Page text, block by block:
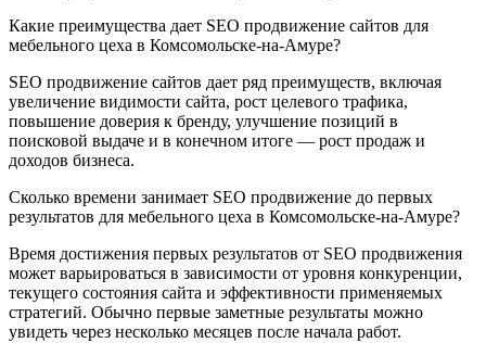
Какие преимущества дает SEO продвижение сайтов для
мебельного цеха в Комсомольске-на-Амуре?
SEO продвижение сайтов дает ряд преимуществ, включая
увеличение видимости сайта, рост целевого трафика,
повышение доверия к бренду, улучшение позиций в
поисковой выдаче и в конечном итоге — рост продаж и
доходов бизнеса.
Сколько времени занимает SEO продвижение до первых
результатов для мебельного цеха в Комсомольске-на-Амуре?
Время достижения первых результатов от SEO продвижения
может варьироваться в зависимости от уровня конкуренции,
текущего состояния сайта и эффективности применяемых
стратегий. Обычно первые заметные результаты можно
увидеть через несколько месяцев после начала работ.